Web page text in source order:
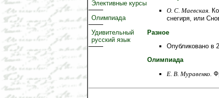
Элективные курсы
Олимпиада
Удивительный
русский язык
О. C. Маевская.
снегиря, или
Разное
Опубликовано в
Олимпиада
Е. В. Муравенко.